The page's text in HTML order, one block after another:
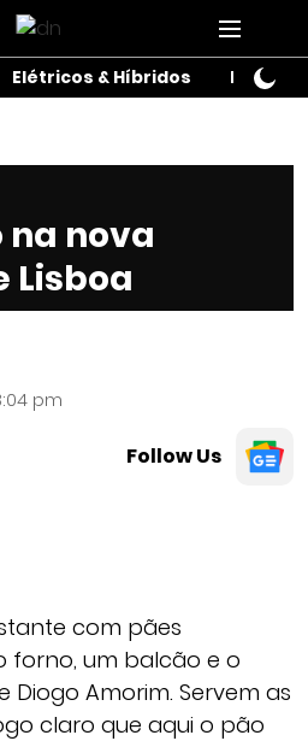
Elétricos & Híbridos Motos
na nova
Lisboa
pm
Follow Us
com pães
forno, um balcão e o
Diogo Amorim. Servem as
claro que aqui o pão